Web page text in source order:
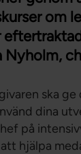
om
Nyholm,
ska
dina
på
hjälpa